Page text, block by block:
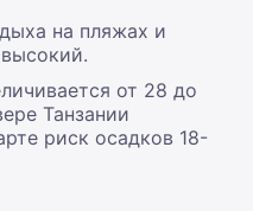
на пляжах и
от 28 до
Танзании
риск осадков 18-